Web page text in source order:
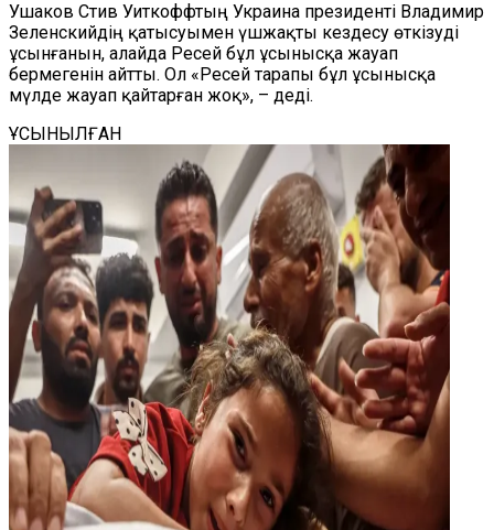
Ушаков Стив Уиткоффтың Украина президенті Владимир
Зеленскийдің қатысуымен үшжақты кездесу өткізуді
ұсынғанын, алайда Ресей бұл ұсынысқа жауап
бермегенін айтты. Ол «Ресей тарапы бұл ұсынысқа
мүлде жауап қайтарған жоқ», – деді.
ҰСЫНЫЛҒАН